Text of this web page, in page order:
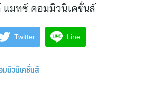
มทซ์ คอมมิวนิเคชั่นส์
Twitter Line
มิวนิเคชั่นส์